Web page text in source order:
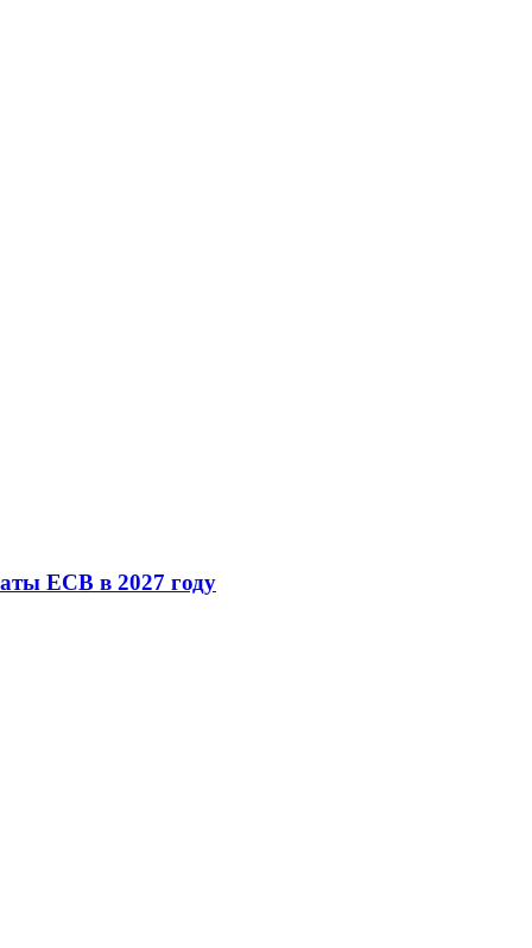
ЕСВ в 2027 году